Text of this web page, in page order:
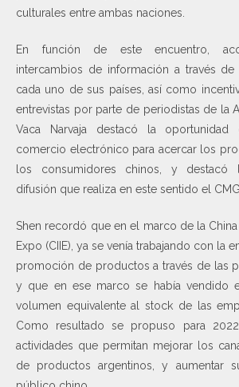
culturales entre ambas naciones.
En función de este encuentro,
intercambios de información a través
cada uno de sus países, así como
entrevistas por parte de periodistas de la
Vaca Narvaja destacó la oportunidad
comercio electrónico para acercar los
los consumidores chinos, y destacó
difusión que realiza en este sentido el CMG.
Shen recordó que en el marco de la
Expo (CIIE), ya se venía trabajando con la
promoción de productos a través de las
y que en ese marco se había vendido
volumen equivalente al stock de las
Como resultado se propuso para
actividades que permitan mejorar los
de productos argentinos, y aumentar